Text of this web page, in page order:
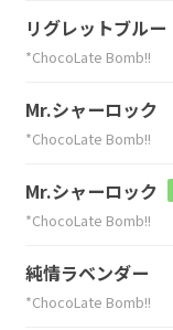
リグレットブルー
*ChocoLate Bomb!!
Mr.シャーロック
*ChocoLate Bomb!!
Mr.シャーロック
*ChocoLate Bomb!!
純情ラベンダー
*ChocoLate Bomb!!